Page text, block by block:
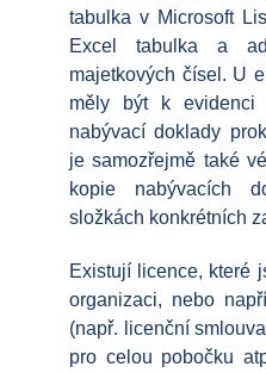
tabulka v Microsoft
Excel tabulka a
majetkových čísel. U
měly být k evidenci
nabývací doklady
je samozřejmě také
kopie nabývacích
složkách konkrétních
Existují licence, které
organizaci, nebo
(např. licenční
pro celou pobočku